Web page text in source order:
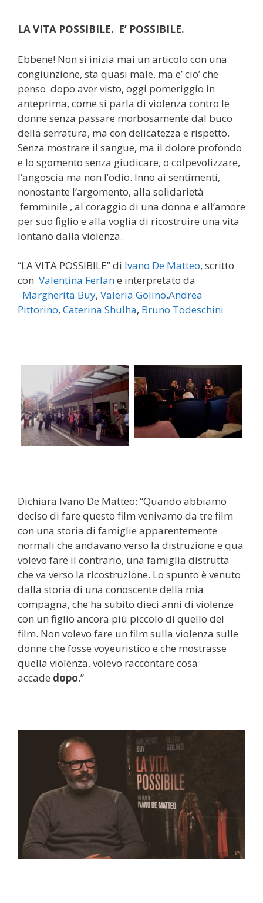
LA VITA POSSIBILE. E’ POSSIBILE.
Ebbene! Non si inizia mai un articolo con una
congiunzione, sta quasi male, ma e’ cio’ che
penso dopo aver visto, oggi pomeriggio in
anteprima, come si parla di violenza contro le
donne senza passare morbosamente dal buco
della serratura, ma con delicatezza e rispetto.
Senza mostrare il sangue, ma il dolore profondo
e lo sgomento senza giudicare, o colpevolizzare,
l’angoscia ma non l’odio. Inno ai sentimenti,
nonostante l’argomento, alla solidarietà
femminile , al coraggio di una donna e all’amore
per suo figlio e alla voglia di ricostruire una vita
lontano dalla violenza.
“LA VITA POSSIBILE” di Ivano De Matteo, scritto
con Valentina Ferlane interpretato da
Margherita Buy, Valeria Golino,Andrea
Pittorino, Caterina Shulha, Bruno Todeschini
Dichiara Ivano De Matteo: “Quando abbiamo
deciso di fare questo film venivamo da tre film
con una storia di famiglie apparentemente
normali che andavano verso la distruzione e qua
volevo fare il contrario, una famiglia distrutta
che va verso la ricostruzione. Lo spunto è venuto
dalla storia di una conoscente della mia
compagna, che ha subito dieci anni di violenze
con un figlio ancora più piccolo di quello del
film. Non volevo fare un film sulla violenza sulle
donne che fosse voyeuristico e che mostrasse
quella violenza, volevo raccontare cosa
accade dopo.”